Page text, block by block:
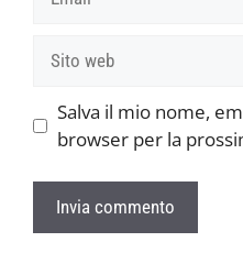
Sito
web
Salva il mio nome,
browser per la